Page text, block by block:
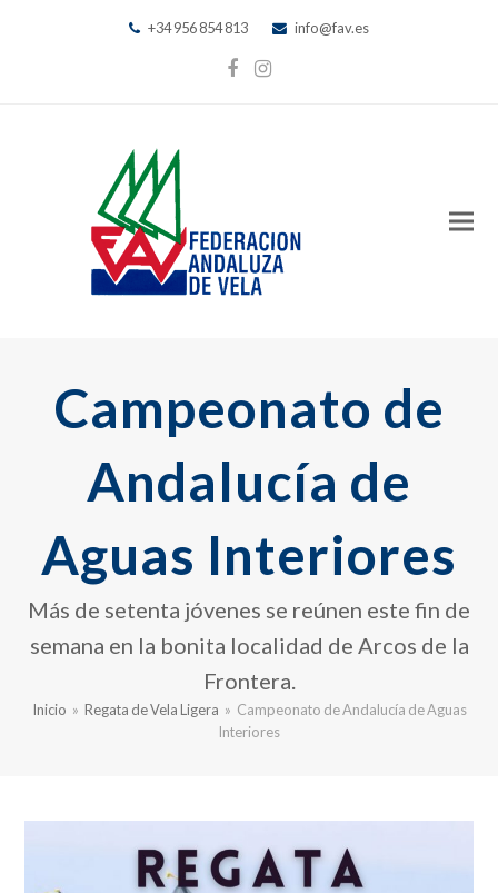
+34 956 854 813 info@fav.es
Facebook
Instagram
Campeonato de
Andalucía de
Aguas Interiores
Más de setenta jóvenes se reúnen este fin de
semana en la bonita localidad de Arcos de la
Frontera.
Inicio » Regata de Vela Ligera » Campeonato de Andalucía de Aguas
Interiores